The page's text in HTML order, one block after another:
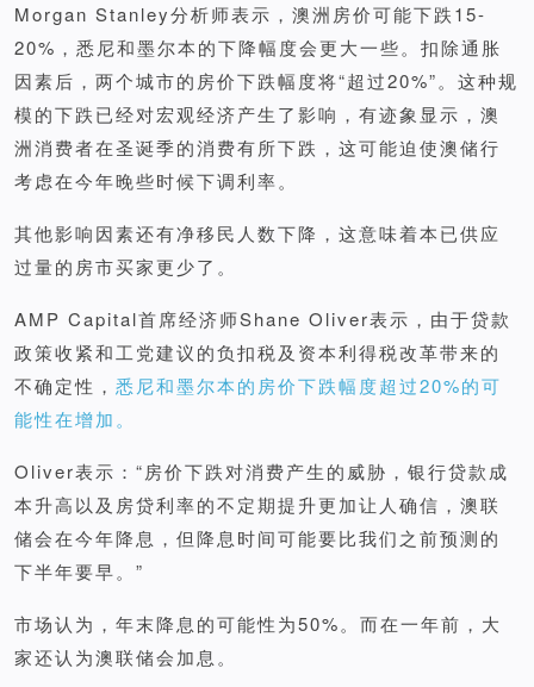
Morgan Stanley分析师表示，澳洲房价可能下跌15-
20%，悉尼和墨尔本的下降幅度会更大一些。扣除通胀
因素后，两个城市的房价下跌幅度将“超过20%”。这种规
模的下跌已经对宏观经济产生了影响，有迹象显示，澳
洲消费者在圣诞季的消费有所下跌，这可能迫使澳储行
考虑在今年晚些时候下调利率。
其他影响因素还有净移民人数下降，这意味着本已供应
过量的房市买家更少了。
AMP Capital首席经济师Shane Oliver表示，由于贷款
政策收紧和工党建议的负扣税及资本利得税改革带来的
不确定性， 悉尼和墨尔本的房价下跌幅度超过20%的可
能性在增加。
Oliver表示：“房价下跌对消费产生的威胁，银行贷款成
本升高以及房贷利率的不定期提升更加让人确信，澳联
储会在今年降息，但降息时间可能要比我们之前预测的
下半年要早。”
市场认为，年末降息的可能性为50%。而在一年前，大
家还认为澳联储会加息。